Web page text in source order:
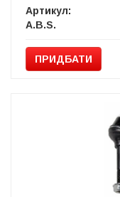
Артикул:
A.B.S.
ПРИДБАТИ